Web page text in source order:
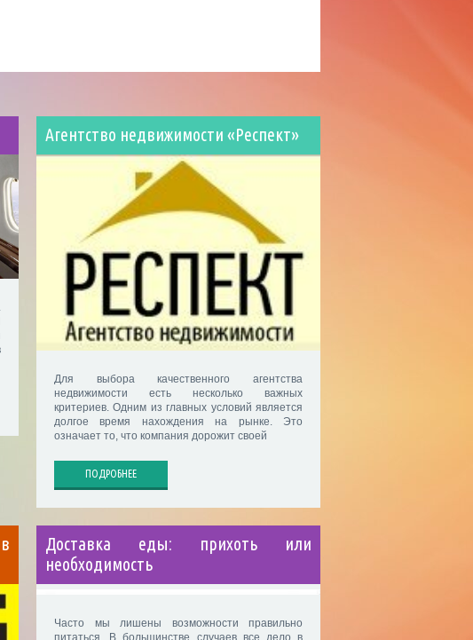
Агентство недвижимости «Респект»
Для выбора качественного агентства
недвижимости есть несколько важных
критериев. Одним из главных условий является
долгое время нахождения на рынке. Это
означает то, что компания дорожит своей
ПОДРОБНЕЕ
Доставка еды: прихоть или
необходимость
Часто мы лишены возможности правильно